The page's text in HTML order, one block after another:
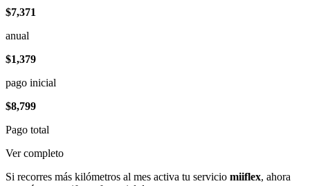
$7,371
anual
$1,379
pago inicial
$8,799
Pago total
Ver completo
Si recorres más kilómetros al mes activa tu servicio miiflex, ahora